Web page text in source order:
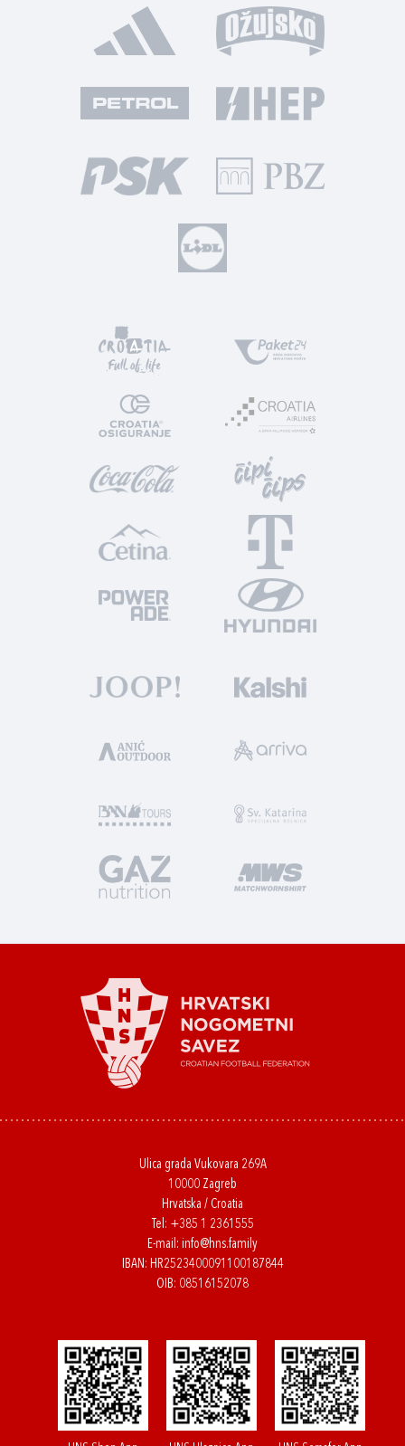
Ulica grada Vukovara 269A
10000 Zagreb
Hrvatska / Croatia
Tel: +385 1 2361555
E-mail: info@hns.family
IBAN: HR2523400091100187844
OIB: 08516152078